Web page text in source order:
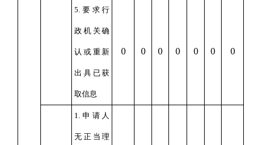
5. 要求行
政机关确
认或重新
出具已获
取信息
0 0 0 0 0 0 0
1. 申请人
无正当理